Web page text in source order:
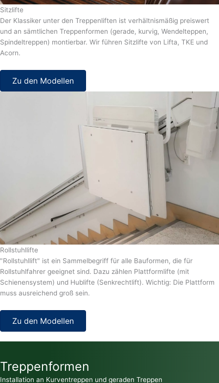
Sitzlifte
Der Klassiker unter den Treppenliften ist verhältnismäßig preiswert
und an sämtlichen Treppenformen (gerade, kurvig, Wendelteppen,
Spindeltreppen) montierbar. Wir führen Sitzlifte von Lifta, TKE und
Acorn.
Zu den Modellen
Rollstuhllifte
"Rollstuhllift" ist ein Sammelbegriff für alle Bauformen, die für
Rollstuhlfahrer geeignet sind. Dazu zählen Plattformlifte (mit
Schienensystem) und Hublifte (Senkrechtlift). Wichtig: Die Plattform
muss ausreichend groß sein.
Zu den Modellen
Treppenformen
Installation an Kurventreppen und geraden Treppen